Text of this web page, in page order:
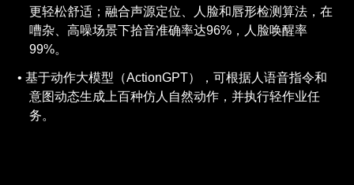
更轻松舒适；融合声源定位、人脸和唇形检测算法，在
嘈杂、高噪场景下拾音准确率达96%，人脸唤醒率
99%。
基于动作大模型（ActionGPT），可根据人语音指令和
意图动态生成上百种仿人自然动作，并执行轻作业任
务。